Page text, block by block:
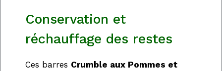
Conservation et
réchauffage des restes
Ces barres Crumble aux Pommes et